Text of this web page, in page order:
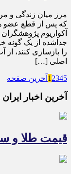
مرز میان زندگی و
که پس از قطع عضو
آکواریوم
جداشده از یک گونه
را بازسازی کنند، از
اصلی […]
1 2345 آخرین صفحه
آخرین اخبار ایران
قیمت طلا و سکه